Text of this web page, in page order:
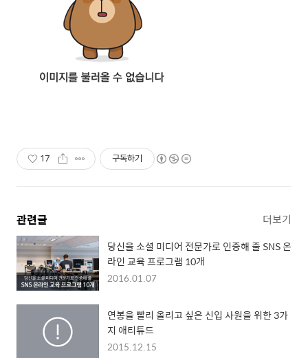
17 구독하기
관련글 더보기
당신을 소셜 미디어 전문가로 인증해 줄 SNS 온
라인 교육 프로그램 10개
2016.01.07
연봉을 빨리 올리고 싶은 신입 사원을 위한 3가
지 애티튜드
2015.12.15